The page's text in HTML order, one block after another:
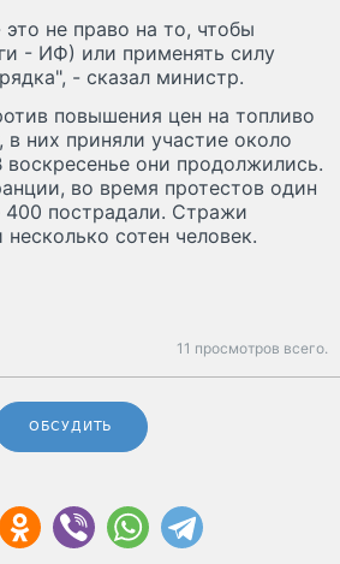
не право на то, чтобы
- ИФ) или применять силу
- сказал министр.
повышения цен на топливо
в них приняли участие около
воскресенье они продолжились.
во время протестов один
400 пострадали. Стражи
сотен человек.
11 просмотров всего.
ОБСУДИТЬ